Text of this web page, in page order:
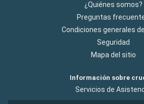
¿Quiénes somos?
Preguntas
Condiciones generales
Seguridad
Mapa del sitio
Información sobre
Servicios de